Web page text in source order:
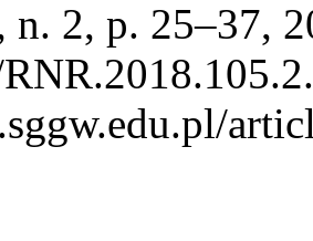
n. 2, p. 25–37,